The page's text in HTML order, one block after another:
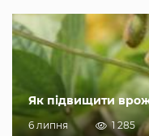
Як підвищити
6 липня 1 285